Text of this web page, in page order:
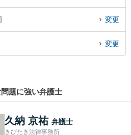
変更
変更
題に強い弁護士
久納 京祐 弁護士
きびたき法律事務所